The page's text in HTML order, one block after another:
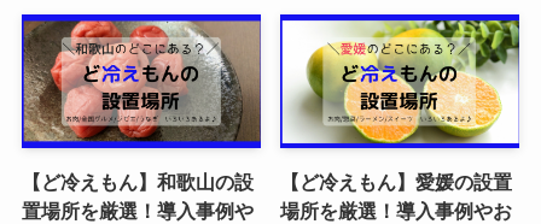
【ど冷えもん】和歌山の設
置場所を厳選！導入事例や
【ど冷えもん】愛媛の設置
場所を厳選！導入事例やお